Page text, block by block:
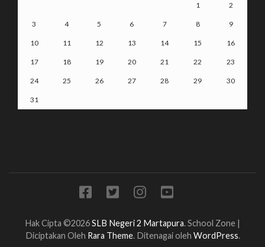
1 2
3 4 5 6 7 8 9
10 11 12 13 14 15 16
17 18 19 20 21 22 23
24 25 26 27 28 29 30
31
Hak Cipta ©2026SLB Negeri 2 Martapura.School Zone |
Diciptakan Oleh Rara Theme. Ditenagai oleh WordPress.